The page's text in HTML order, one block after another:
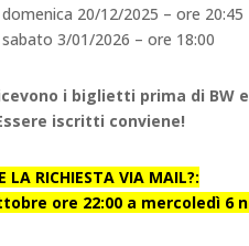
20/12/2025 – ore 20:45
3/01/2026 – ore 18:00
i biglietti prima di BW
iscritti conviene!
LA RICHIESTA VIA MAIL?:
ore 22:00 a mercoledì 6